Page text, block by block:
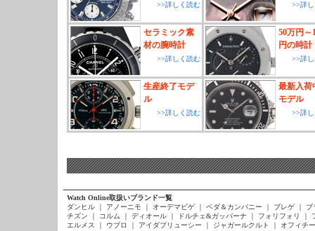
>>詳しく読む >>詳
セラミック素
材の腕時計
>>詳しく読む
50万円～
円の時計
>>詳
生産終了モデ
ル
>>詳しく読む
最新入荷
モデル
>>詳
Watch Online取扱いブランド一覧
ダンヒル
｜ アノーニモ ｜ オーデマピゲ ｜ ベダ＆カンパニー ｜ ブレゲ ｜
ブ
チズン
｜ コルム ｜ ディオール ｜ ドルチェ&ガッバーナ ｜ フォリフォリ ｜
エルメス
｜ ウブロ ｜ アイダブリューシー ｜ ジャガールクルト ｜
オフィチ